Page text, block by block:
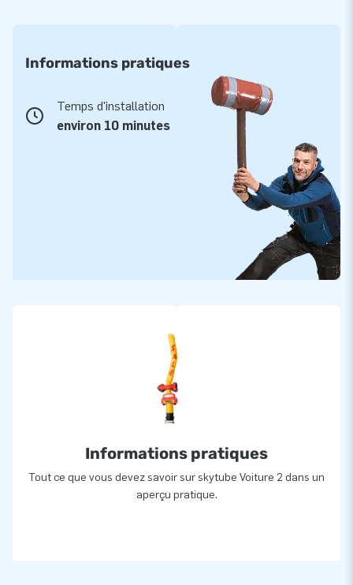
Informations pratiques
Temps d'installation
environ 10 minutes
Informations pratiques
Tout ce que vous devez savoir sur skytube Voiture 2 dans un
aperçu pratique.